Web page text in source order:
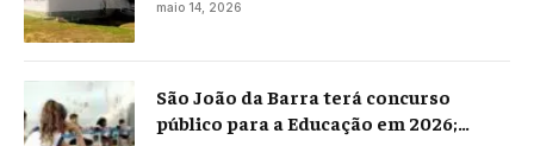
maio 14, 2026
São João da Barra terá concurso
público para a Educação em 2026;